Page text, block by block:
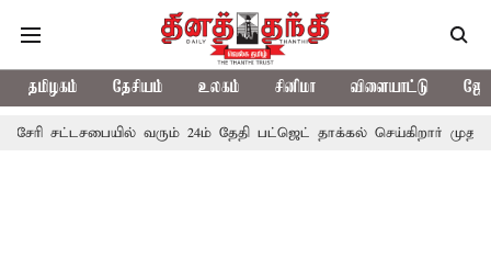
தமிழகம் தேசியம் உலகம் சினிமா விளையாட்டு
வரும் 24ம் தேதி பட்ஜெட் தாக்கல் செய்கிறார் முதல்-அமைச்சர்